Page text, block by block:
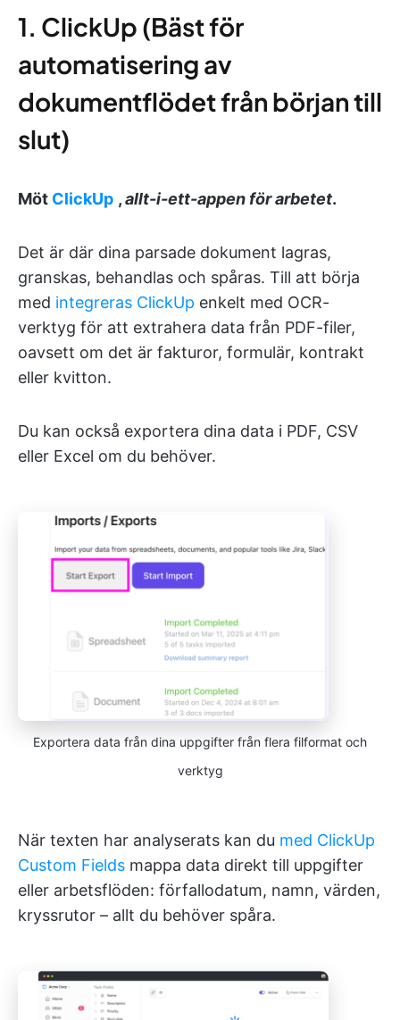
1. ClickUp (Bäst för
automatisering av
dokumentflödet från början till
slut)
Möt ClickUp ,allt-i-ett-appen för arbetet.
Det är där dina parsade dokument lagras,
granskas, behandlas och spåras. Till att börja
med integreras ClickUp enkelt med OCR-
verktyg för att extrahera data från PDF-filer,
oavsett om det är fakturor, formulär, kontrakt
eller kvitton.
Du kan också exportera dina data i PDF, CSV
eller Excel om du behöver.
Exportera data från dina uppgifter från flera filformat och
verktyg
När texten har analyserats kan du med ClickUp
Custom Fields mappa data direkt till uppgifter
eller arbetsflöden: förfallodatum, namn, värden,
kryssrutor – allt du behöver spåra.